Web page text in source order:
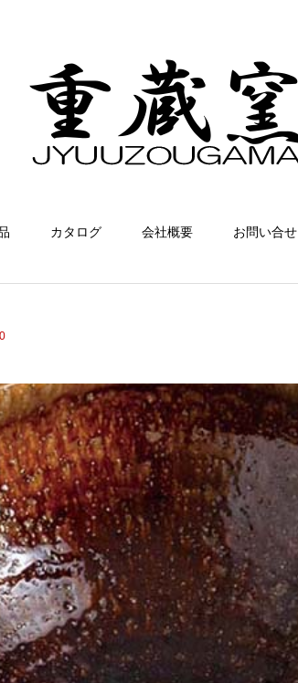
カタログ 会社概要 お問い合せ